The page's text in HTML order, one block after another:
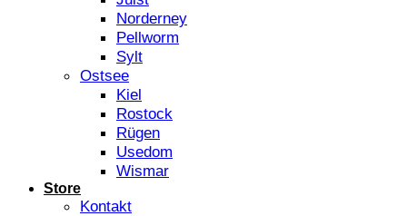
Norderney
Pellworm
Sylt
Ostsee
Kiel
Rostock
Rügen
Usedom
Wismar
Store
Kontakt